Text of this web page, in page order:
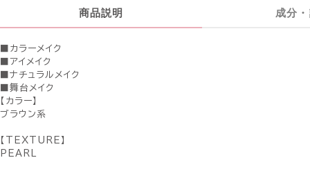
商品説明 成分
■カラーメイク
■アイメイク
■ナチュラルメイク
■舞台メイク
【カラー】
ブラウン系
【TEXTURE】
PEARL